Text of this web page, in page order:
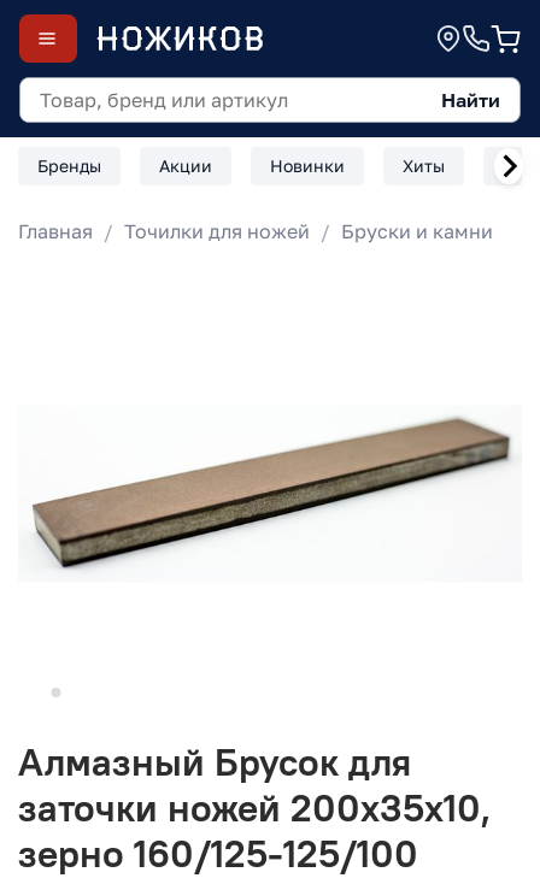
Найти
Бренды Акции Новинки Хиты
Главная Точилки для ножей Бруски и камни
Алмазный Брусок для
заточки ножей 200х35х10,
зерно 160/125-125/100